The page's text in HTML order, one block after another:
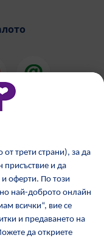
Общи условия
Контакти